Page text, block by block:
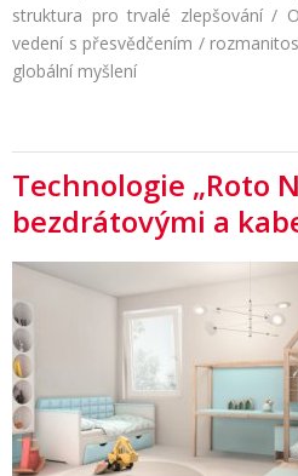
struktura pro trvalé zlepšování /
vedení s přesvědčením /
globální myšlení
Technologie „Roto
bezdrátovými a